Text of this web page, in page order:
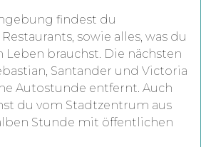
findest du
sowie alles, was du
Leben brauchst. Die nächsten
Santander und Victoria
Autostunde entfernt. Auch
du vom Stadtzentrum aus
Stunde mit öffentlichen